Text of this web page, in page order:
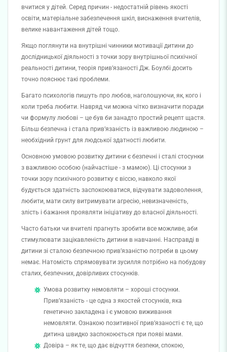
вчитися у дітей. Серед причин - недостатній рівень якості
освіти, матеріальне забезпечення шкіл, виснаження вчителів,
велике навантаження дітей тощо.
Якщо поглянути на внутрішні чинники мотивації дитини до
дослідницької діяльності з точки зору внутрішньої психічної
реальності дитини, теорія прив’язаності Дж. Боулбі досить
точно пояснює такі проблеми.
Багато психологів пишуть про любов, наголошуючи, як, кого і
коли треба любити. Навряд чи можна чітко визначити поради
чи формулу любові – це був би занадто простий рецепт щастя.
Більш безпечна і стала прив’язаність із важливою людиною –
необхідний грунт для людської здатності любити.
Основною умовою розвитку дитини є безпечні і сталі стосунки
з важливою особою (найчастіше - з мамою). Ці стосунки з
точки зору психічного розвитку є віссю, навколо якої
будується здатність заспокоюватися, відчувати задоволення,
любити, мати силу витримувати агресію, невизначеність,
злість і бажання проявляти ініціативу до власної діяльності.
Часто батьки чи вчителі прагнуть зробити все можливе, аби
стимулювати зацікавленість дитини в навчанні. Насправді в
дитини зі сталою безпечною прив’язаністю потреби в цьому
немає. Натомість спрямовувати зусилля потрібно на побудову
сталих, безпечних, довірливих стосунків.
Умова розвитку немовляти – хороші стосунки.
Прив’язаність - це одна з якостей стосунків, яка
генетично закладена і є умовою виживання
немовляти. Ознакою позитивної прив’язаності є те, що
дитина швидко заспокоюється при появі мами.
Довіра – як те, що дає відчуття безпеки, спокою,